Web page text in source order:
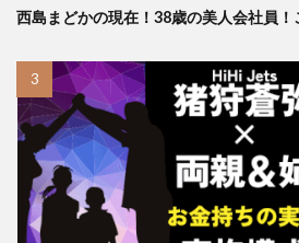
西島まどかの現在！38歳の美人会社員